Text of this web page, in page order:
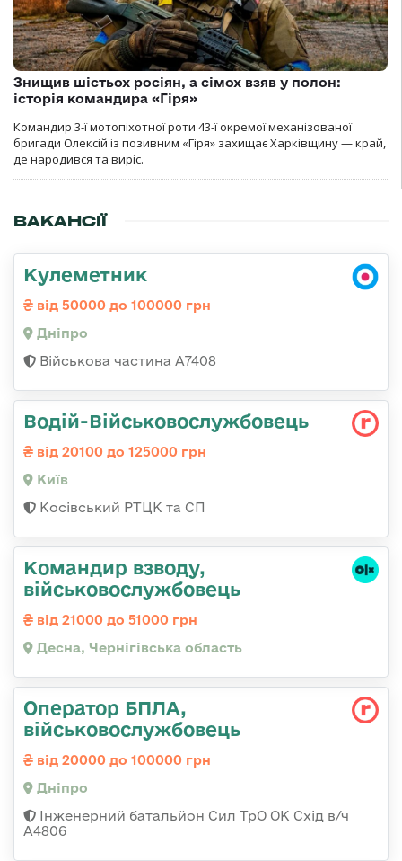
Знищив шістьох росіян, а сімох взяв у полон:
історія командира «Гіря»
Командир 3-ї мотопіхотної роти 43-ї окремої механізованої
бригади Олексій із позивним «Гіря» захищає Харківщину — край,
де народився та виріс.
ВАКАНСІЇ
Кулеметник
від 50000 до 100000 грн
Дніпро
Військова частина А7408
Водій-Військовослужбовець
від 20100 до 125000 грн
Київ
Косівський РТЦК та СП
Командир взводу,
військовослужбовець
від 21000 до 51000 грн
Десна, Чернігівська область
Оператор БПЛА,
військовослужбовець
від 20000 до 100000 грн
Дніпро
Інженерний батальйон Сил ТрО ОК Схід в/ч
А4806